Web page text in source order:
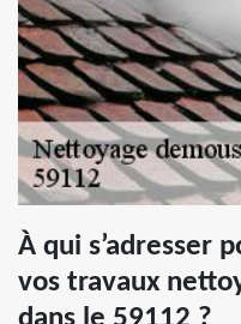
À qui s’adresser
vos travaux